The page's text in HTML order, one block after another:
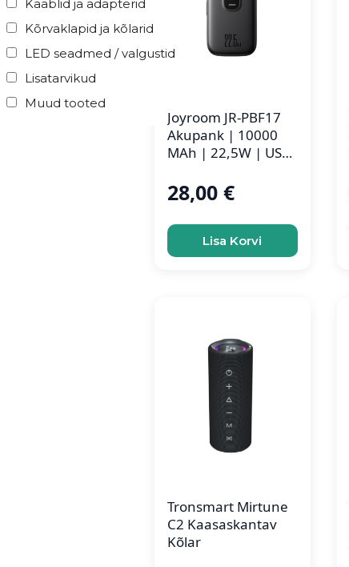
Kaablid ja adapterid
Kõrvaklapid ja kõlarid
LED seadmed / valgustid
Lisatarvikud
Muud tooted
Joyroom JR-PBF17
Akupank | 10000
MAh | 22,5W | USB-
28,00 €
Lisa Korvi
Tronsmart Mirtune
C2 Kaasaskantav
Kõlar